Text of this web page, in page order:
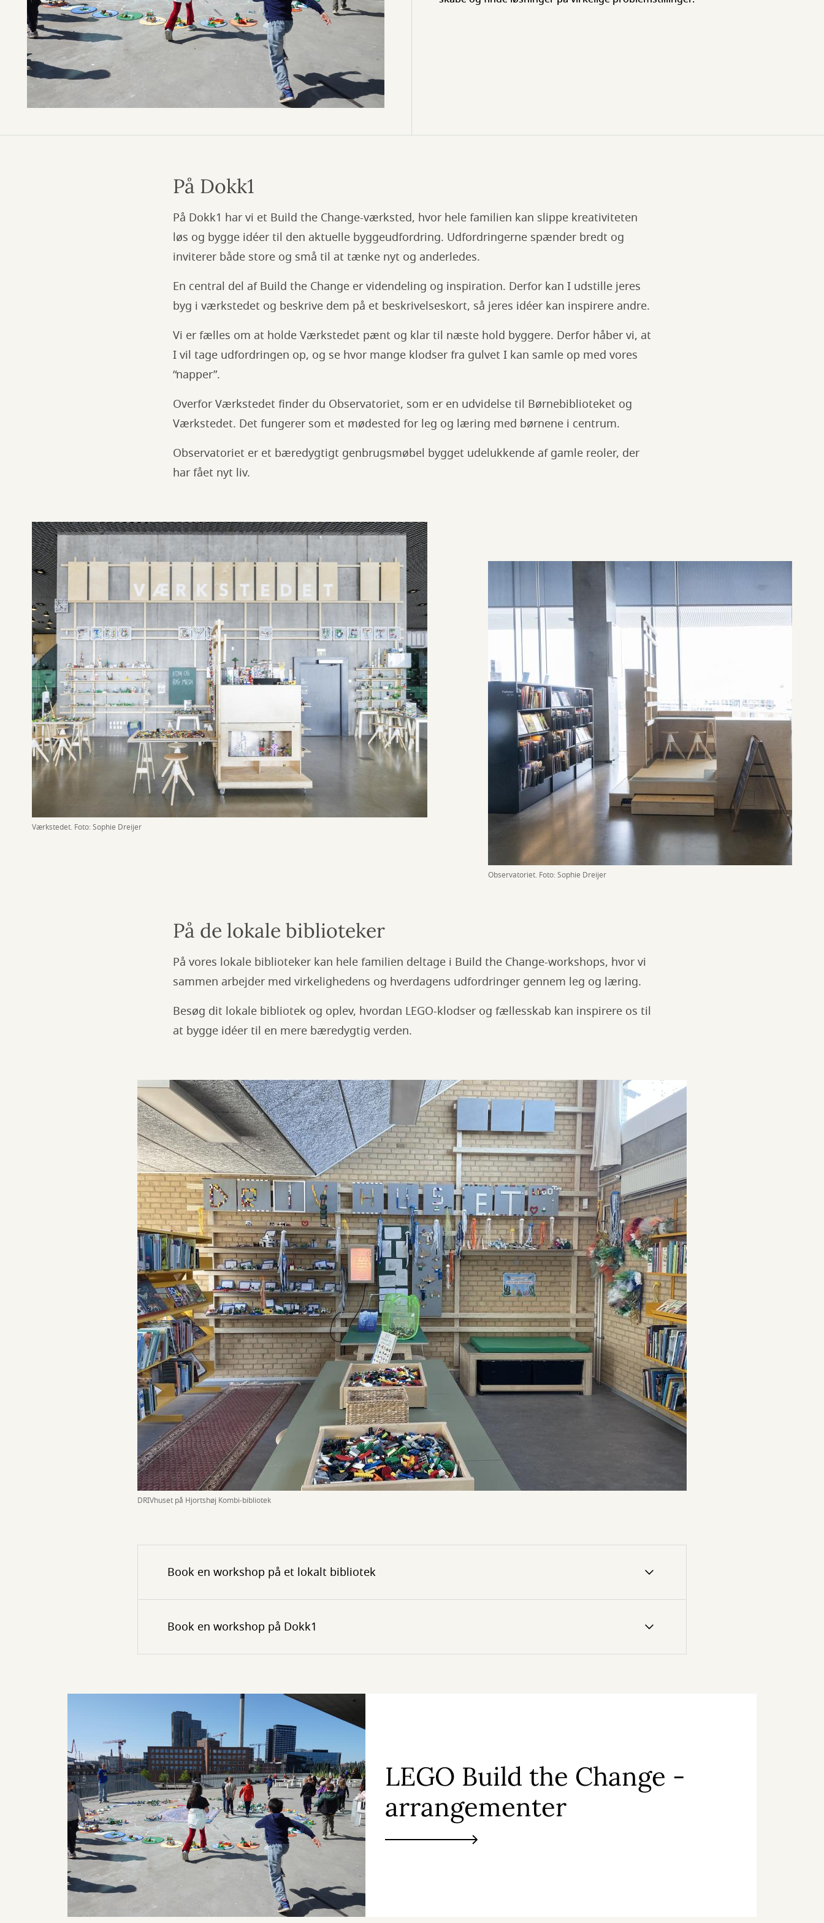
På Dokk1
På Dokk1 har vi et Build the Change-værksted, hvor hele familien kan slippe kreativiteten
løs og bygge idéer til den aktuelle byggeudfordring. Udfordringerne spænder bredt og
inviterer både store og små til at tænke nyt og anderledes.
En central del af Build the Change er videndeling og inspiration. Derfor kan I udstille jeres
byg i værkstedet og beskrive dem på et beskrivelseskort, så jeres idéer kan inspirere andre.
Vi er fælles om at holde Værkstedet pænt og klar til næste hold byggere. Derfor håber vi, at
I vil tage udfordringen op, og se hvor mange klodser fra gulvet I kan samle op med vores
“napper”.
Overfor Værkstedet finder du Observatoriet, som er en udvidelse til Børnebiblioteket og
Værkstedet. Det fungerer som et mødested for leg og læring med børnene i centrum.
Observatoriet er et bæredygtigt genbrugsmøbel bygget udelukkende af gamle reoler, der
har fået nyt liv.
Værkstedet. Foto: Sophie Dreijer
Observatoriet. Foto: Sophie Dreijer
På de lokale biblioteker
På vores lokale biblioteker kan hele familien deltage i Build the Change-workshops, hvor vi
sammen arbejder med virkelighedens og hverdagens udfordringer gennem leg og læring.
Besøg dit lokale bibliotek og oplev, hvordan LEGO-klodser og fællesskab kan inspirere os til
at bygge idéer til en mere bæredygtig verden.
DRIVhuset på Hjortshøj Kombi-bibliotek
Book en workshop på et lokalt bibliotek
Book en workshop på Dokk1
LEGO Build the Change -
arrangementer